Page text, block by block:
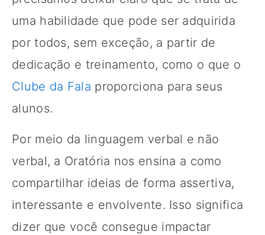
uma habilidade que pode ser adquirida
por todos, sem exceção, a partir de
dedicação e treinamento, como o que o
Clube da Fala proporciona para seus
alunos.
Por meio da linguagem verbal e não
verbal, a Oratória nos ensina a como
compartilhar ideias de forma assertiva,
interessante e envolvente. Isso significa
dizer que você consegue impactar